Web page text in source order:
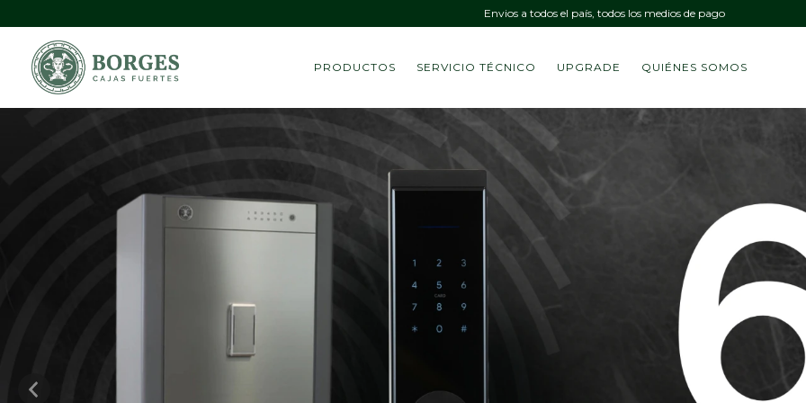
Envios a todos el país, todos los medios de pago
PRODUCTOS SERVICIO TÉCNICO UPGRADE QUIÉNES SOMOS